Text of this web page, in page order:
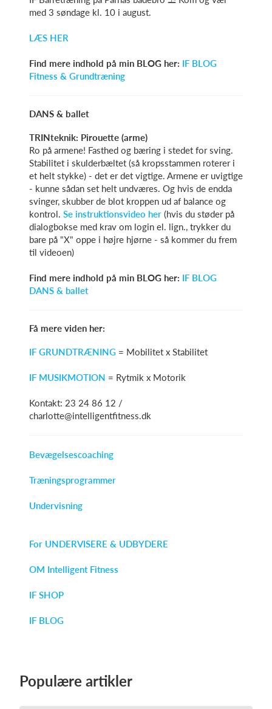
med 3 søndage kl. 10 i august.
LÆS HER
Find mere indhold på min BLOG her: IF BLOG
Fitness & Grundtræning
DANS & ballet
TRINteknik: Pirouette (arme)
Ro på armene! Fasthed og bæring i stedet for sving.
Stabilitet i skulderbæltet (så kropsstammen roterer i
et helt stykke) - det er det vigtige. Armene er uvigtige
- kunne sådan set helt undværes. Og hvis de endda
svinger, skubber de blot kroppen ud af balance og
kontrol. Se instruktionsvideo her (hvis du støder på
dialogbokse med krav om login el. lign., trykker du
bare på "X" oppe i højre hjørne - så kommer du frem
til videoen)
Find mere indhold på min BLOG her: IF BLOG
DANS & ballet
Få mere viden her:
IF GRUNDTRÆNING = Mobilitet x Stabilitet
IF MUSIKMOTION = Rytmik x Motorik
Kontakt: 23 24 86 12 /
charlotte@intelligentfitness.dk
Bevægelsescoaching
Træningsprogrammer
Undervisning
For UNDERVISERE & UDBYDERE
OM Intelligent Fitness
IF SHOP
IF BLOG
Populære artikler